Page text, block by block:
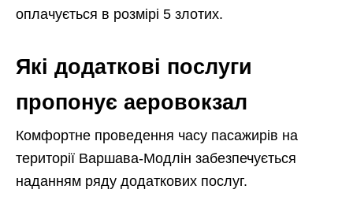
оплачується в розмірі 5 злотих.
Які додаткові послуги
пропонує аеровокзал
Комфортне проведення часу пасажирів на
території Варшава-Модлін забезпечується
наданням ряду додаткових послуг.